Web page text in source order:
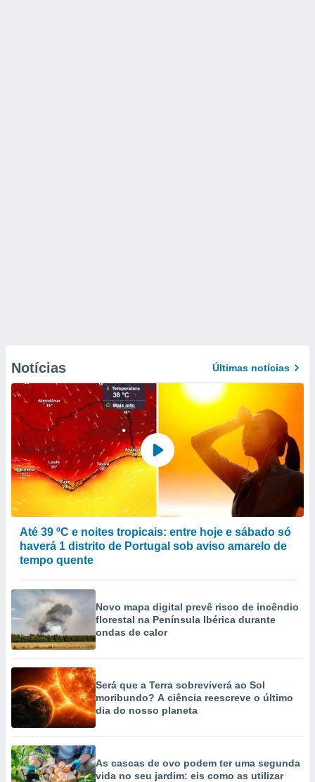
Notícias Últimas notícias
Até 39 ºC e noites tropicais: entre hoje e sábado só
haverá 1 distrito de Portugal sob aviso amarelo de
tempo quente
Novo mapa digital prevê risco de incêndio
florestal na Península Ibérica durante
ondas de calor
Será que a Terra sobreviverá ao Sol
moribundo? A ciência reescreve o último
dia do nosso planeta
As cascas de ovo podem ter uma segunda
vida no seu jardim: eis como as utilizar